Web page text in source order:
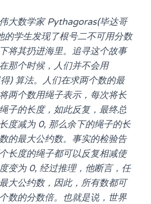
大数学家 Pythagoras(毕达哥
的学生发现了根号二不可用分数
将其扔进海里。追寻这个故事
那个时候，人们并不会用
) 算法。人们在求两个数的最
两个数用绳子表示，每次将长
子的长度，如此反复，最终总
度减为 0, 那么余下的绳子的长
的最大公约数。事实的检验告
长度的绳子都可以反复相减使
变为 0, 经过推理，他断言，任
大公约数，因此，所有数都可
数的分数倍。也就是说，世界